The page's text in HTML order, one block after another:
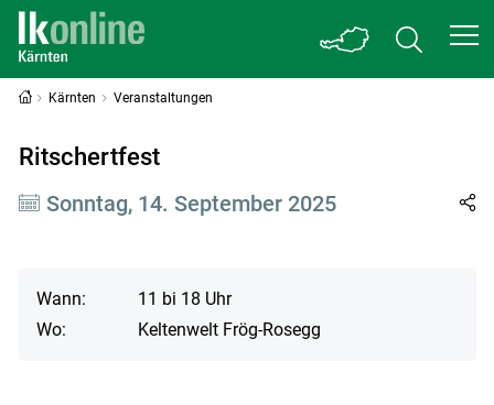
Kärnten Veranstaltungen
Ritschertfest
Sonntag, 14. September 2025
Wann:
11 bi 18 Uhr
Wo:
Keltenwelt Frög-Rosegg